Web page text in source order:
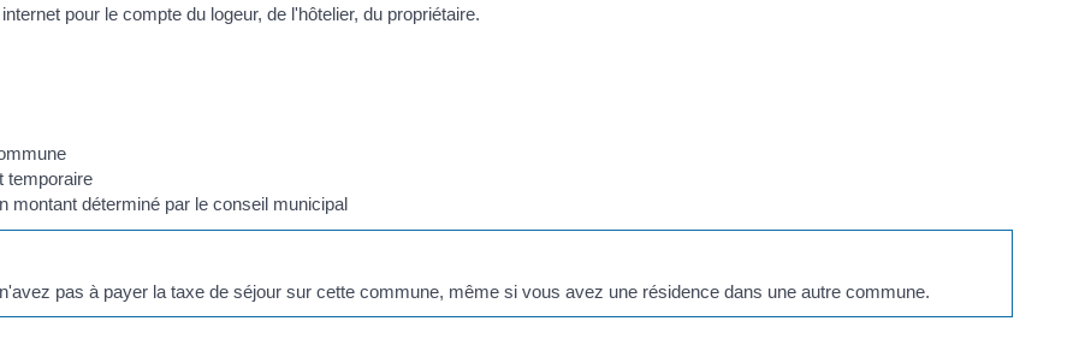
pour le compte du logeur, de l'hôtelier, du propriétaire.
temporaire
montant déterminé par le conseil municipal
pas à payer la taxe de séjour sur cette commune, même si vous avez une résidence dans une autre commune.